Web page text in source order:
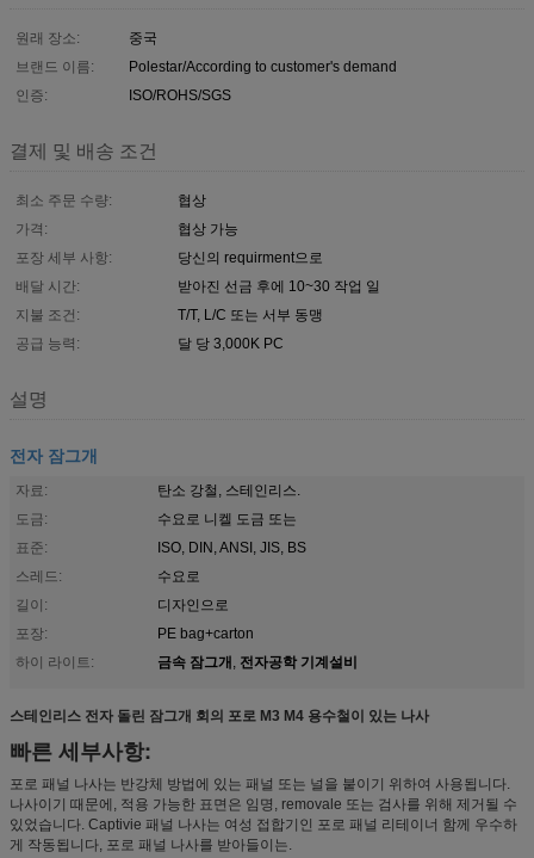
원래 장소:
중국
브랜드 이름:
Polestar/According to customer's demand
인증:
ISO/ROHS/SGS
결제 및 배송 조건
최소 주문 수량:
협상
가격:
협상 가능
포장 세부 사항:
당신의 requirment으로
배달 시간:
받아진 선금 후에 10~30 작업 일
지불 조건:
T/T, L/C 또는 서부 동맹
공급 능력:
달 당 3,000K PC
설명
전자 잠그개
자료:
탄소 강철, 스테인리스.
도금:
수요로 니켈 도금 또는
표준:
ISO, DIN, ANSI, JIS, BS
스레드:
수요로
길이:
디자인으로
포장:
PE bag+carton
하이 라이트:
금속 잠그개, 전자공학 기계설비
스테인리스 전자 돌린 잠그개 회의 포로 M3 M4 용수철이 있는 나사
빠른 세부사항:
포로 패널 나사는 반강체 방법에 있는 패널 또는 널을 붙이기 위하여 사용됩니다.
나사이기 때문에, 적용 가능한 표면은 임명, removale 또는 검사를 위해 제거될 수
있었습니다. Captivie 패널 나사는 여성 접합기인 포로 패널 리테이너 함께 우수하
게 작동됩니다, 포로 패널 나사를 받아들이는.